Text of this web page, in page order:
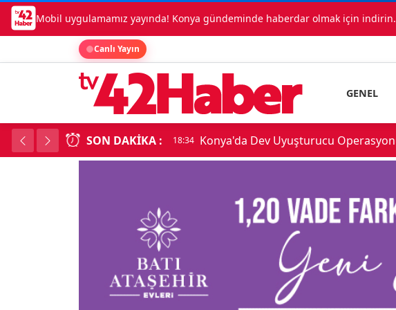
Mobil uygulamamız yayında! Konya gündeminde haberdar olmak için indirin.
Canlı Yayın
GENEL
SON DAKIKA : 18:34 Temmuz Enflasyonu Açıklandı